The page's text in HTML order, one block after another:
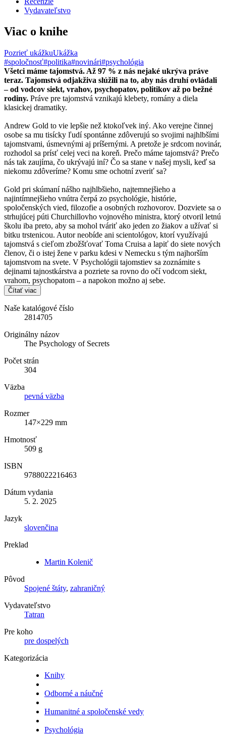
Vydavateľstvo
Viac o knihe
Pozrieť ukážkuUkážka
#spoločnosť#politika#novinári#psychológia
Všetci máme tajomstvá. Až 97 % z nás nejaké ukrýva práve
teraz. Tajomstvá odjakživa slúžili na to, aby nás druhí ovládali
– od vodcov siekt, vrahov, psychopatov, politikov až po bežné
rodiny. Práve pre tajomstvá vznikajú klebety, romány a diela
klasickej dramatiky.
Andrew Gold to vie lepšie než ktokoľvek iný. Ako verejne činnej
osobe sa mu tisícky ľudí spontánne zdôverujú so svojimi najhlbšími
tajomstvami, úsmevnými aj príšernými. A pretože je srdcom novinár,
rozhodol sa prísť celej veci na koreň. Prečo máme tajomstvá? Prečo
nás tak zaujíma, čo ukrývajú iní? Čo sa stane v našej mysli, keď sa
niekomu zdôveríme? Komu sme ochotní zveriť sa?
Gold pri skúmaní nášho najhlbšieho, najtemnejšieho a
najintímnejšieho vnútra čerpá zo psychológie, histórie,
spoločenských vied, filozofie a osobných rozhovorov. Dozviete sa o
strhujúcej púti Churchillovho vojnového ministra, ktorý otvoril letnú
školu iba preto, aby sa mohol tváriť ako jeden zo žiakov a užívať si
bitku trstenicou. Autor neobíde ani scientológov, ktorí využívajú
tajomstvá s cieľom zbožšťovať Toma Cruisa a lapiť do siete nových
členov, či o istej žene v parku kdesi v Nemecku s tým najhorším
tajomstvom na svete. V Psychológii tajomstiev sa zoznámite s
dejinami tajnostkárstva a pozriete sa rovno do očí vodcom siekt,
vrahom, psychopatom – a napokon možno aj sebe.
Čítať viac
Naše katalógové číslo
2814705
Originálny názov
The Psychology of Secrets
Počet strán
304
Väzba
pevná väzba
Rozmer
147×229 mm
Hmotnosť
509 g
ISBN
9788022216463
Dátum vydania
5. 2. 2025
Jazyk
slovenčina
Preklad
Martin Kolenič
Pôvod
Spojené štáty, zahraničný
Vydavateľstvo
Tatran
Pre koho
pre dospelých
Kategorizácia
Knihy
Odborné a náučné
Humanitné a spoločenské vedy
Psychológia